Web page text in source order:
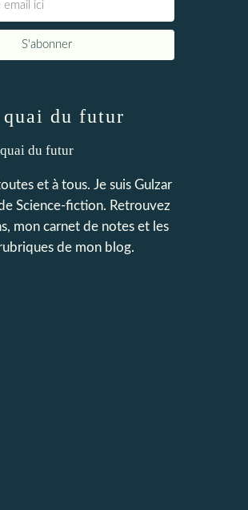
quai du futur
et à tous. Je suis Gulzar
Science-fiction. Retrouvez
mon carnet de notes et les
de mon blog.